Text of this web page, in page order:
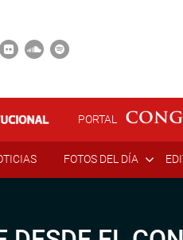
PORTAL
FOTOS DEL DÍA